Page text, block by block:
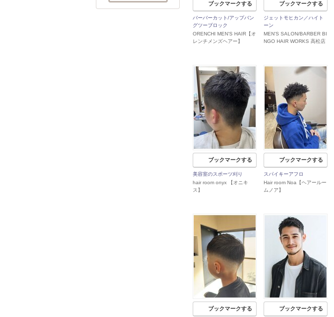
ブックマークする
バーバーカット/アップバン
グツーブロック
ORENCHI MEN'S HAIR【オ
レンチメンズヘアー】
ブックマークする
ジェットモヒカン／ハイト
ーン
MEN'S SALON/BARBER BI
NGO HAIR WORKS 高松店
ブックマークする
美容室のスポーツ刈り
hair room onyx 【オニキ
ス】
ブックマークする
スパイキーアフロ
Hair room Noa【ヘアールー
ムノア】
ブックマークする ブックマークする